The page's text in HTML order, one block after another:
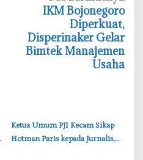
‎IKM Bojonegoro
Diperkuat,
Disperinaker Gelar
Bimtek Manajemen
Usaha
‎Ketua Umum PJI Kecam Sikap
Hotman Paris kepada Jurnalis,